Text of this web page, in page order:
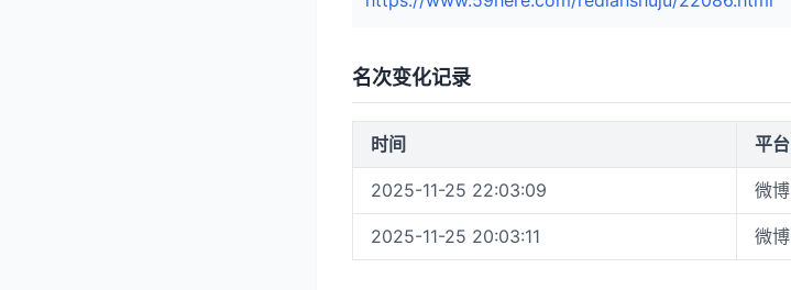
名次变化记录
时间 平台
2025-11-25 22:03:09 微博
2025-11-25 20:03:11 微博